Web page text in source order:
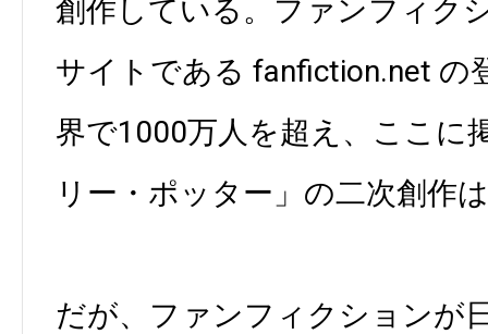
創作している。ファンフィク
サイトである fanfiction.net の
界で1000万人を超え、ここに
リー・ポッター」の二次創作
だが、ファンフィクションが